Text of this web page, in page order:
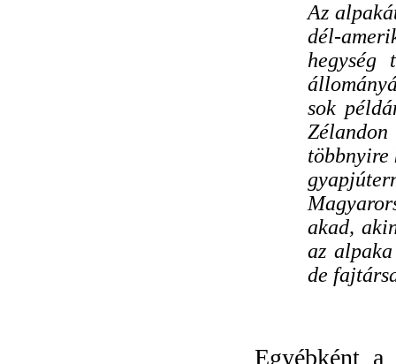
Az
dél-
hegység
sok
többnyire
akad,
az
de
Egyébként a